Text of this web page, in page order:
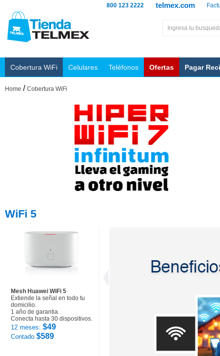
telmex.com
800 123 2222
Cobertura WiFi Celulares Teléfonos Ofertas Pagar
Home / Cobertura WiFi
WiFi 5
Mesh Huawei WiFi 5
Extiende la señal en todo tu
domicilio.
1 año de garantia.
Conecta hasta 30 dispositivos.
12 meses: $49
Contado $589